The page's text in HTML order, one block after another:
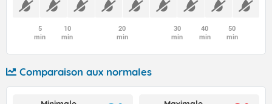
5
min
10
min
20
min
30
min
40
min
50
min
Comparaison aux normales